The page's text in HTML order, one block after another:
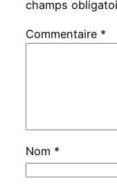
champs
Commentaire *
Nom *